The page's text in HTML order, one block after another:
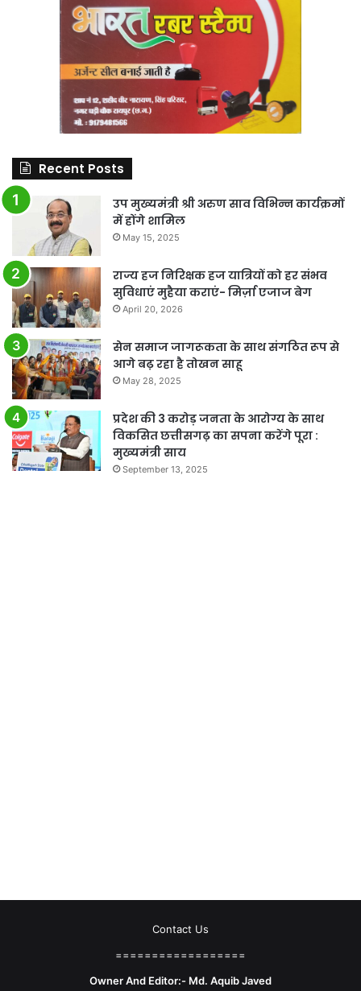
Recent Posts
उप मुख्यमंत्री श्री अरुण साव विभिन्न कार्यक्रमों
में होंगे शामिल
May 15, 2025
राज्य हज निरिक्षक हज यात्रियों को हर संभव
सुविधाएं मुहैया कराएं- मिर्ज़ा एजाज बेग
April 20, 2026
सेन समाज जागरूकता के साथ संगठित रूप से
आगे बढ़ रहा है तोखन साहू
May 28, 2025
प्रदेश की 3 करोड़ जनता के आरोग्य के साथ
विकसित छत्तीसगढ़ का सपना करेंगे पूरा :
मुख्यमंत्री साय
September 13, 2025
Contact Us
==================
Owner And Editor:- Md. Aquib Javed